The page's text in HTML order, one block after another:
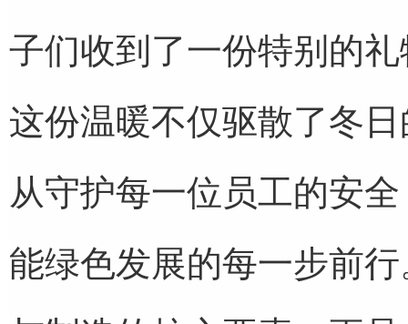
子们收到了一份特别的
这份温暖不仅驱散了冬
从守护每一位员工的安
能绿色发展的每一步前